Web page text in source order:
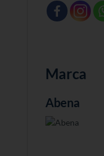
Marca
Abena